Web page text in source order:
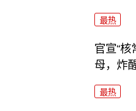
最热
官宣“核
母，炸
最热